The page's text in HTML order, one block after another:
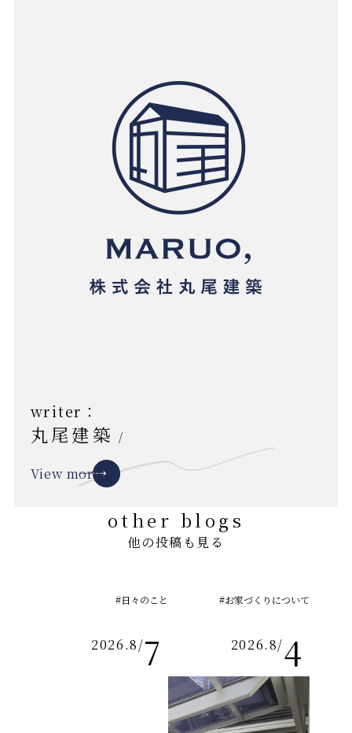
writer：
丸尾建築 /
View more
other blogs
他の投稿も見る
2026.8/7
#日々のこと
2026.8/4
#お家づくりについて